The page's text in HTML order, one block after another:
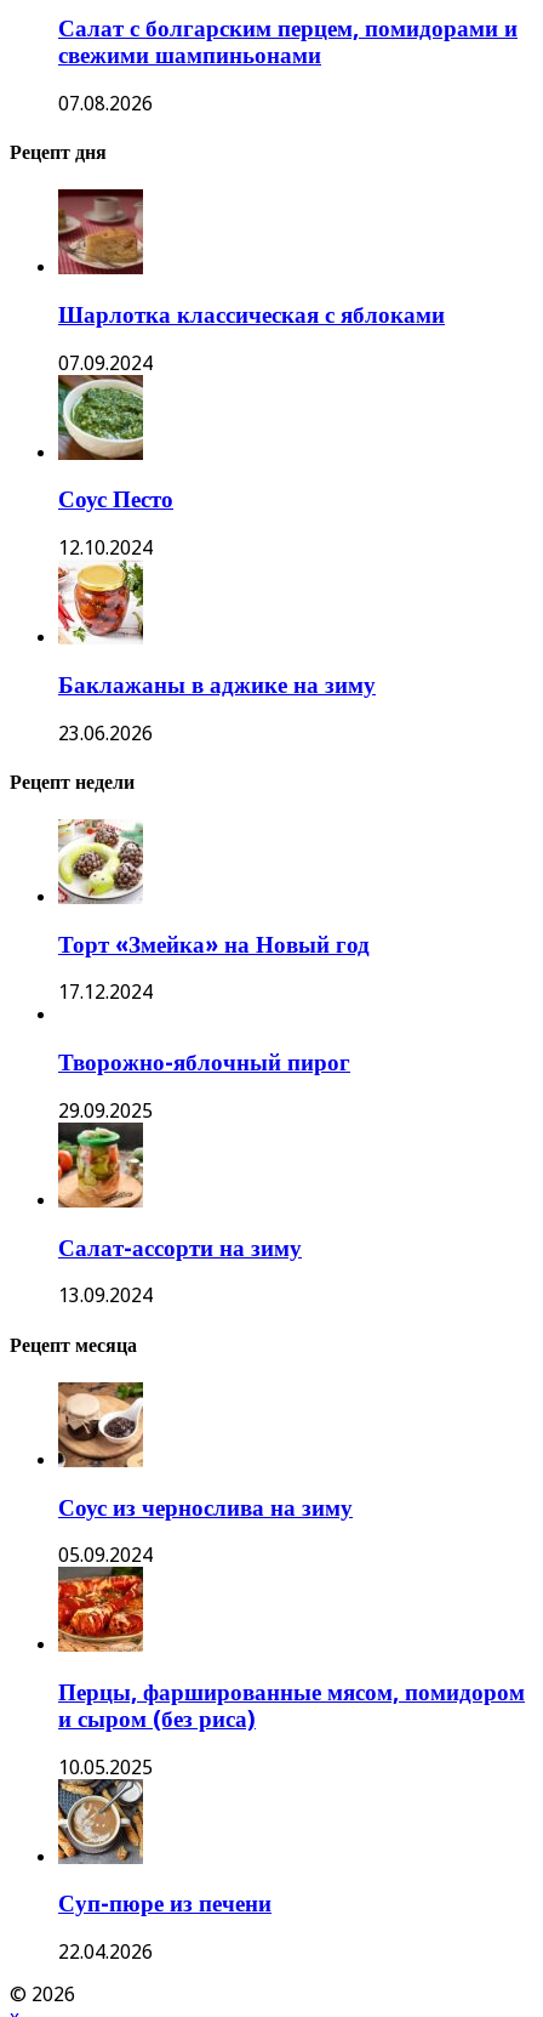
Салат с болгарским перцем, помидорами и
свежими шампиньонами
07.08.2026
Рецепт дня
Шарлотка классическая с яблоками
07.09.2024
Соус Песто
12.10.2024
Баклажаны в аджике на зиму
23.06.2026
Рецепт недели
Торт «Змейка» на Новый год
17.12.2024
Творожно-яблочный пирог
29.09.2025
Салат-ассорти на зиму
13.09.2024
Рецепт месяца
Соус из чернослива на зиму
05.09.2024
Перцы, фаршированные мясом, помидором
и сыром (без риса)
10.05.2025
Суп-пюре из печени
22.04.2026
© 2026